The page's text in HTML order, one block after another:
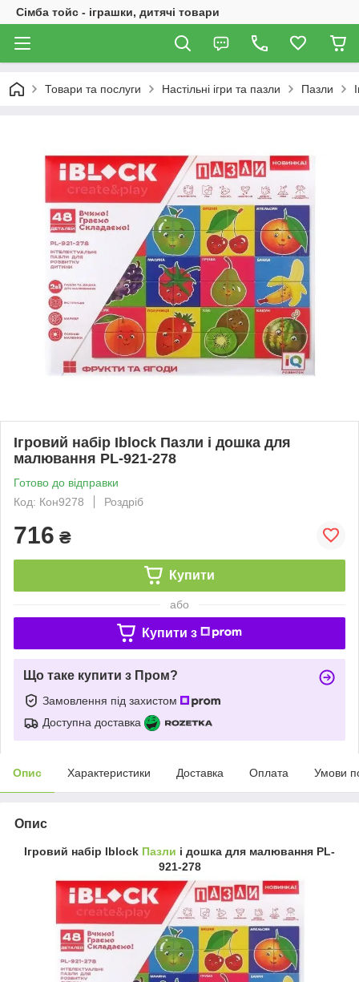
Сімба тойс - іграшки, дитячі товари
Товари та послуги Настільні ігри та пазли Пазли
Ігровий набір Iblock Пазли і дошка для
малювання PL-921-278
Готово до відправки
Код: Кон9278
Роздріб
716 ₴
Купити
або
Купити з
Що таке купити з Пром?
Замовлення під захистом
Доступна доставка
Опис Характеристики Доставка Оплата Умови
Опис
Ігровий набір Iblock Пазли і дошка для малювання PL-
921-278